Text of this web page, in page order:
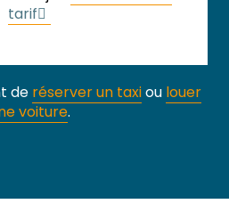
tarif
de réserver un taxiou louer
voiture.